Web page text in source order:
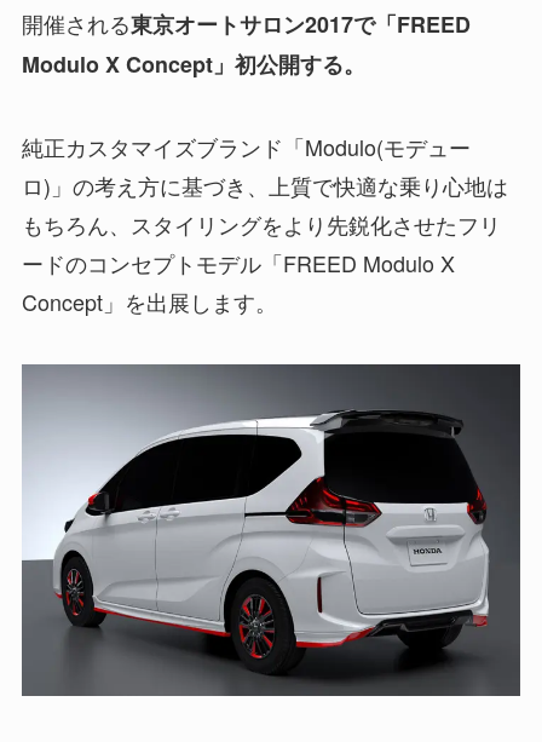
開催される東京オートサロン2017で「FREED
Modulo X Concept」初公開する。
純正カスタマイズブランド「Modulo(モデュー
ロ)」の考え方に基づき、上質で快適な乗り心地は
もちろん、スタイリングをより先鋭化させたフリ
ードのコンセプトモデル「FREED Modulo X
Concept」を出展します。